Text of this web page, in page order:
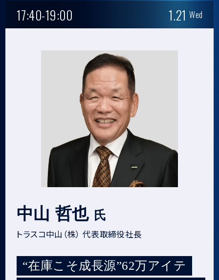
17:40-19:00 1.21 Wed
中山 哲也 氏
トラスコ中山（株） 代表取締役社長
“在庫こそ成長源”62万アイテ